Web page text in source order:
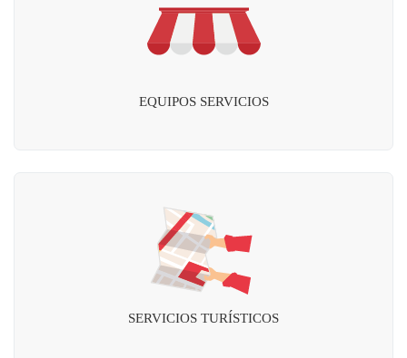
EQUIPOS SERVICIOS
SERVICIOS TURÍSTICOS